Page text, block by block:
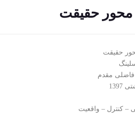
محور حقیقت
حقیقت
مقدم
– کنترل – واقعیت